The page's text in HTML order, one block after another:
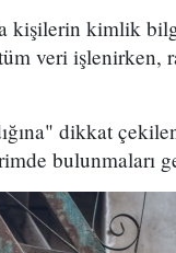
kişilerin kimlik
veri işlenirken,
dikkat
bulunmaları